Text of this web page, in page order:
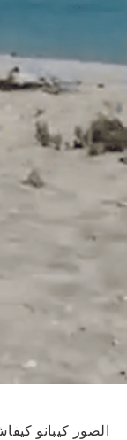
الصور كيبانو